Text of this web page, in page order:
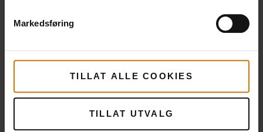
Markedsføring
TILLAT ALLE COOKIES
TILLAT UTVALG